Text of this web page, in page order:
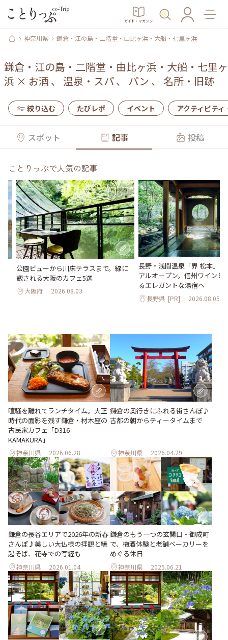
ガイド・マガジン
神奈川県 鎌倉・江の島・二階堂・由比ヶ浜・大船・七里ヶ浜
鎌倉・江の島・二階堂・由比ヶ浜・大船・七里ヶ
浜 × お酒 、 温泉・スパ、 パン 、 名所・旧跡
絞り込む たびレポ イベント アクティビティ
スポット 記事 投稿
ことりっぷで人気の記事
公園ビューから川床テラスまで。緑に
癒される大阪のカフェ5選
大阪府 2026.08.03
長野・浅間温泉「界 松本」
アルオープン。信州ワインと
るエレガントな湯宿へ
長野県 [PR] 2026.08.05
喧騒を離れてランチタイム。大正
時代の面影を残す鎌倉・材木座の
古民家カフェ「D316
KAMAKURA」
神奈川県 2026.06.28
鎌倉の奥行きにふれる街さんぽ♪
古都の朝からティータイムまで
神奈川県 2026.04.29
鎌倉の長谷エリアで2026年の新春
さんぽ♪美しい大仏様の拝観と縁
起そば、花寺での写経も
神奈川県 2026.01.04
鎌倉のもう一つの玄関口・御成町
で、梅酒体験と老舗ベーカリーを
めぐる休日
神奈川県 2025.06.21